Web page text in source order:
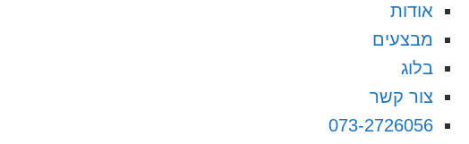
אודות
מבצעים
בלוג
צור קשר
073-2726056